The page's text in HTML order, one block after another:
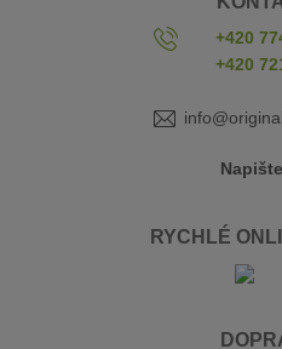
+420
+420
RYCHLÉ